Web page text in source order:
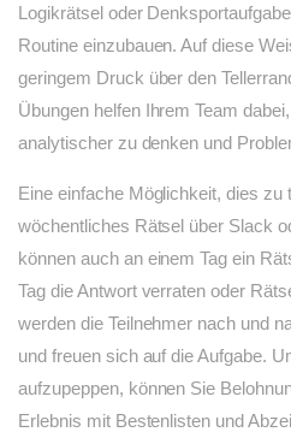
Logikrätsel oder
Routine einzubauen. Auf diese
geringem Druck über den
Übungen helfen Ihrem Team
analytischer zu denken und
Eine einfache Möglichkeit, dies zu
wöchentliches Rätsel über Slack
können auch an einem Tag ein
Tag die Antwort verraten oder
werden die Teilnehmer nach und
und freuen sich auf die Aufgabe.
aufzupeppen, können Sie
Erlebnis mit Bestenlisten und